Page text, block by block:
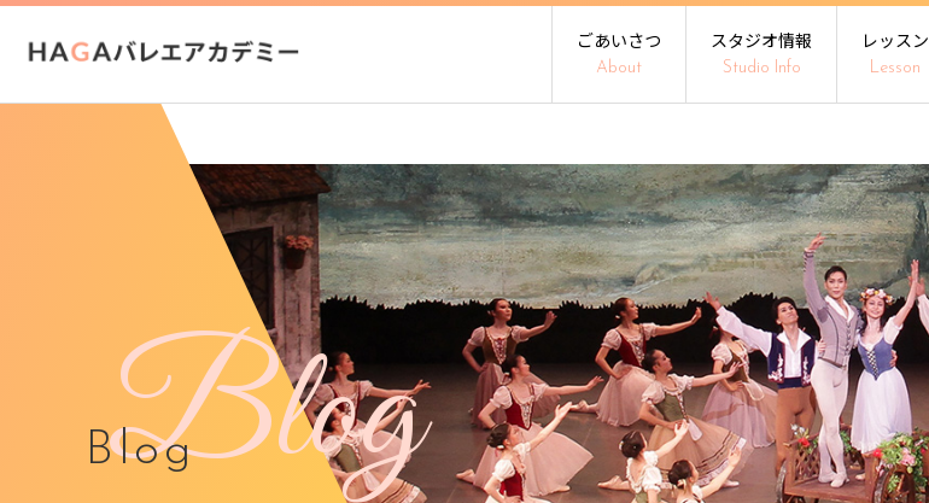
ごあいさつ
About
スタジオ情報
Studio Info
レッスン
Lesson
Blog
Blog